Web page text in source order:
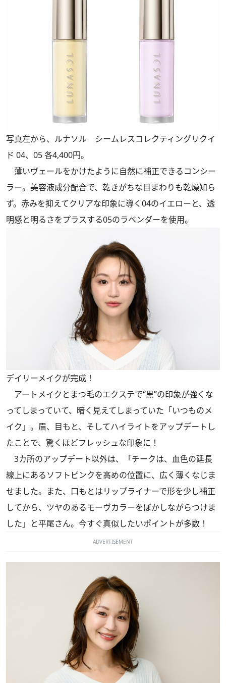
写真左から、ルナソル シームレスコレクティングリクイ
ド 04、05 各4,400円。
薄いヴェールをかけたように自然に補正できるコンシー
ラー。美容液成分配合で、乾きがちな目まわりも乾燥知ら
ず。赤みを抑えてクリアな印象に導く04のイエローと、透
明感と明るさをプラスする05のラベンダーを使用。
デイリーメイクが完成！
アートメイクとまつ毛のエクステで“黒”の印象が強くな
ってしまっていて、暗く見えてしまっていた「いつものメ
イク」。眉、目もと、そしてハイライトをアップデートし
たことで、驚くほどフレッシュな印象に！
3カ所のアップデート以外は、「チークは、血色の延長
線上にあるソフトピンクを高めの位置に、広く薄くなじま
せました。また、口もとはリップライナーで形を少し補正
してから、ツヤのあるモーヴカラーをぼかしながらつけま
した」と平尾さん。今すぐ真似したいポイントが多数！
ADVERTISEMENT